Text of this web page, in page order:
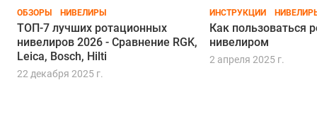
ОБЗОРЫ НИВЕЛИРЫ
ТОП-7 лучших ротационных
нивелиров 2026 - Сравнение RGK,
Leica, Bosch, Hilti
22 декабря 2025 г.
ИНСТРУКЦИИ
Как пользоваться
нивелиром
2 апреля 2025 г.